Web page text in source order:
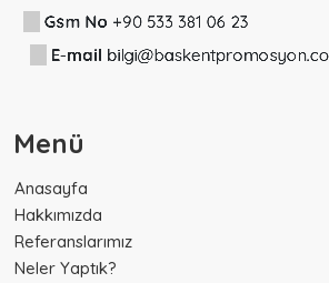
Gsm No+90 533 381 06 23
E-mailbilgi@baskentpromosyon.com
Menü
Anasayfa
Hakkımızda
Referanslarımız
Neler Yaptık?